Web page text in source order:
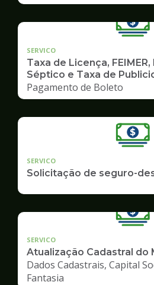
SERVICO
Taxa de Licença, FEIMER,
Séptico e Taxa de
Pagamento de Boleto
SERVICO
Solicitação de seguro-
SERVICO
Atualização Cadastral do
Dados Cadastrais, Capital
Fantasia